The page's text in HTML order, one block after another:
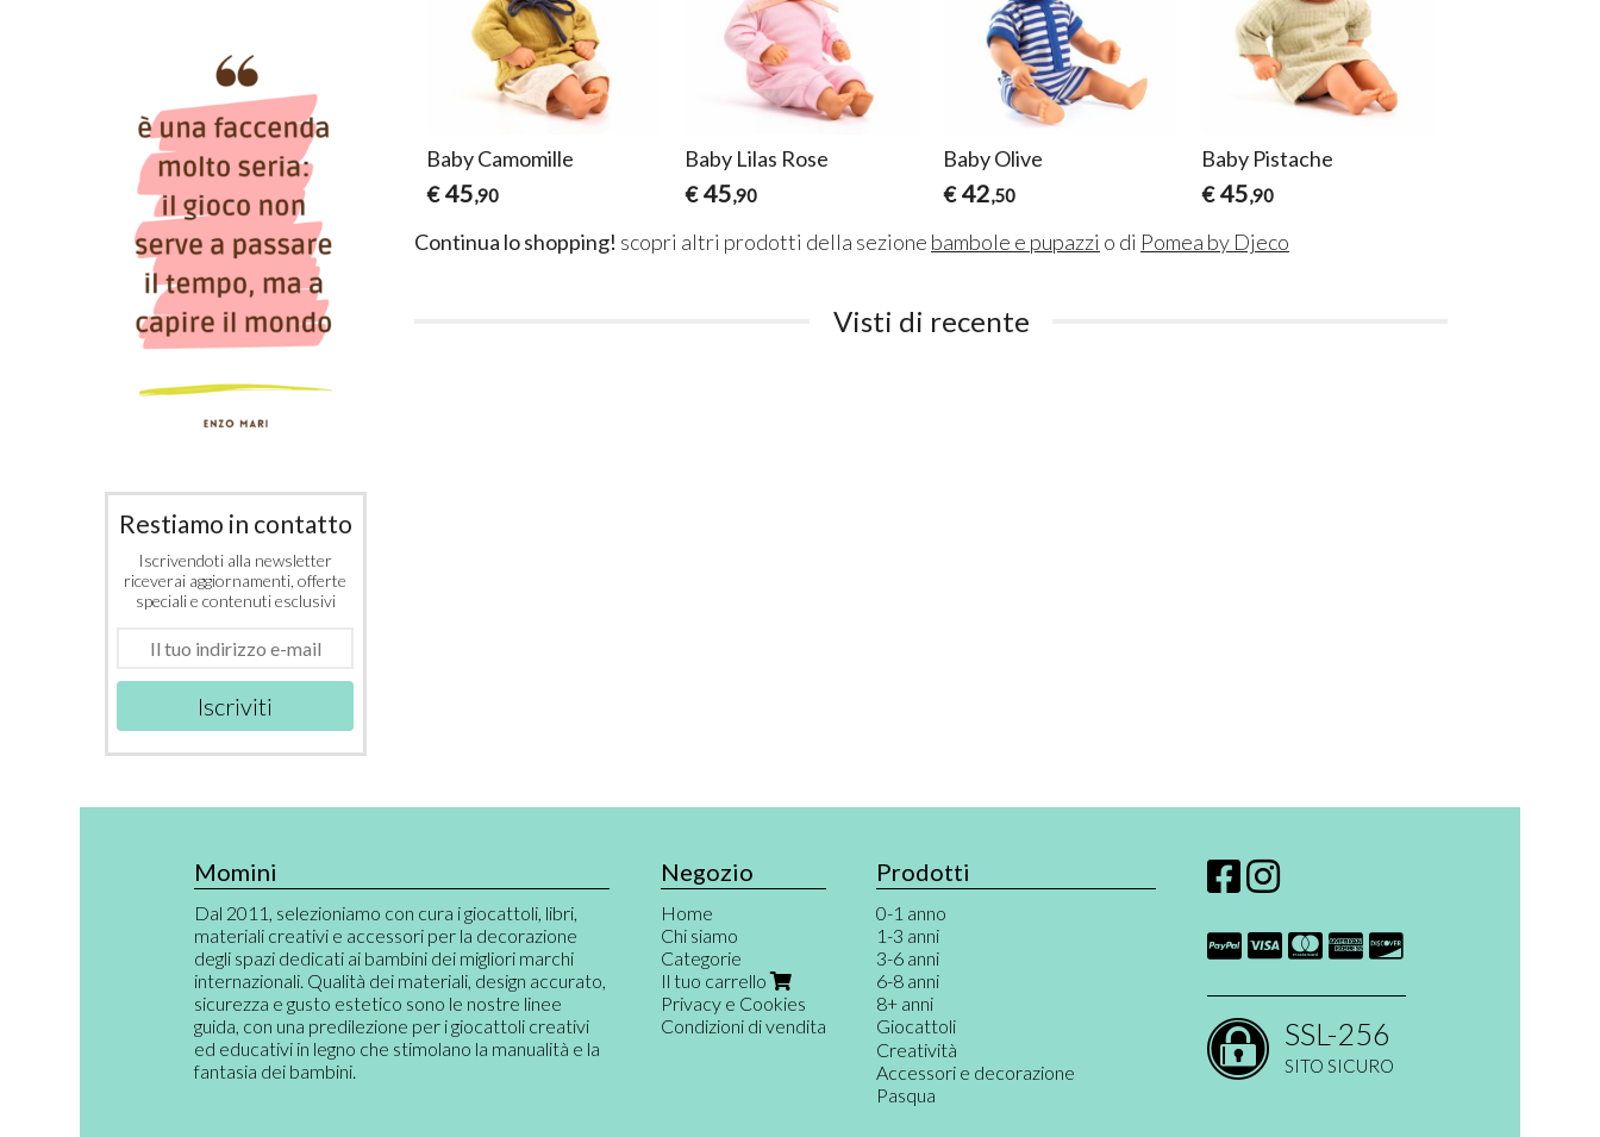
Baby Dhalia Purple
€ 45,90
Baby Camomille
€ 45,90
Baby Lilas Rose
€ 45,90
Baby Olive
€ 42,50
Baby Pistache
€ 45,90
Continua lo shopping! scopri altri prodotti della sezione bambole e pupazzi o di Pomea by Djeco
Visti di recente
Restiamo in contatto
Iscrivendoti alla newsletter
riceverai aggiornamenti, offerte
speciali e contenuti esclusivi
Iscriviti
Momini
Dal 2011, selezioniamo con cura i giocattoli, libri,
materiali creativi e accessori per la decorazione
degli spazi dedicati ai bambini dei migliori marchi
internazionali. Qualità dei materiali, design accurato,
sicurezza e gusto estetico sono le nostre linee
guida, con una predilezione per i giocattoli creativi
ed educativi in legno che stimolano la manualità e la
fantasia dei bambini.
Negozio
Home
Chi siamo
Categorie
Il tuo carrello
Privacy e Cookies
Condizioni di vendita
Prodotti
0-1 anno
1-3 anni
3-6 anni
6-8 anni
8+ anni
Giocattoli
Giochi per neonati
Primi giochi
Gioco destrutturato e open ended
Creatività
Accessori e decorazione
Pasqua
SSL-256
SITO SICURO